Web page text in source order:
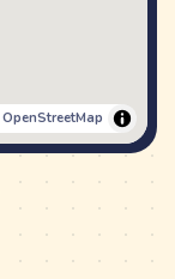
OpenStreetMap